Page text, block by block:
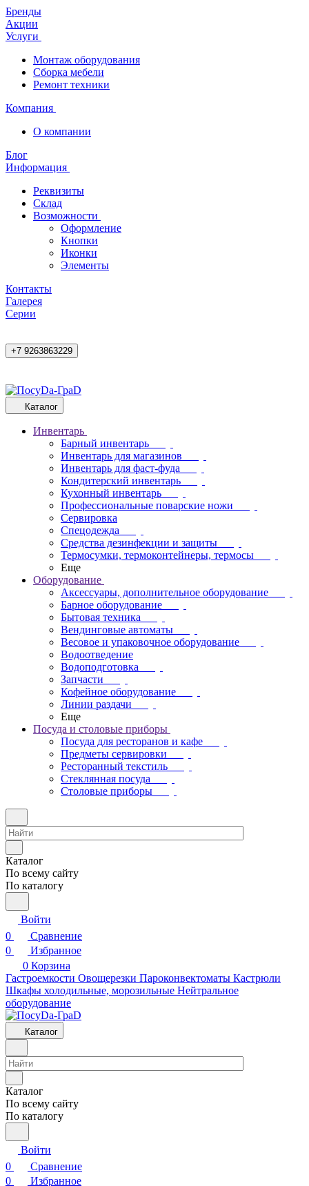
Бренды
Акции
Услуги
Монтаж оборудования
Сборка мебели
Ремонт техники
Компания
О компании
Блог
Информация
Реквизиты
Склад
Возможности
Оформление
Кнопки
Иконки
Элементы
Контакты
Галерея
Cерии
+7 9263863229
Каталог
Инвентарь
Барный инвентарь
Инвентарь для магазинов
Инвентарь для фаст-фуда
Кондитерский инвентарь
Кухонный инвентарь
Профессиональные поварские ножи
Сервировка
Спецодежда
Средства дезинфекции и защиты
Термосумки, термоконтейнеры, термосы
Еще
Оборудование
Аксессуары, дополнительное оборудование
Барное оборудование
Бытовая техника
Вендинговые автоматы
Весовое и упаковочное оборудование
Водоотведение
Водоподготовка
Запчасти
Кофейное оборудование
Линии раздачи
Еще
Посуда и столовые приборы
Посуда для ресторанов и кафе
Предметы сервировки
Ресторанный текстиль
Стеклянная посуда
Столовые приборы
Каталог
По всему сайту
По каталогу
Войти
0
Сравнение
0
Избранное
0 Корзина
Гастроемкости Овощерезки Пароконвектоматы Кастрюли
Шкафы холодильные, морозильные Нейтральное
оборудование
Каталог
Каталог
По всему сайту
По каталогу
Войти
0
Сравнение
0
Избранное